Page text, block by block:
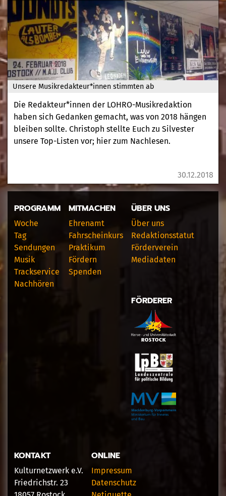
Unsere Musikredakteur*innen stimmten ab
Die Redakteur*innen der LOHRO-Musikredaktion
haben sich Gedanken gemacht, was von 2018 hängen
bleiben sollte. Christoph stellte Euch zu Silvester
unsere Top-Listen vor; hier zum Nachlesen.
30.12.2018
PROGRAMM
Woche
Tag
Sendungen
Musik
Trackservice
Nachhören
MITMACHEN
Ehrenamt
Fahrscheinkurs
Praktikum
Fördern
Spenden
ÜBER UNS
Über uns
Redaktionsstatut
Förderverein
Mediadaten
FÖRDERER
KONTAKT
Kulturnetzwerk e.V.
Friedrichstr. 23
ONLINE
Impressum
Datenschutz